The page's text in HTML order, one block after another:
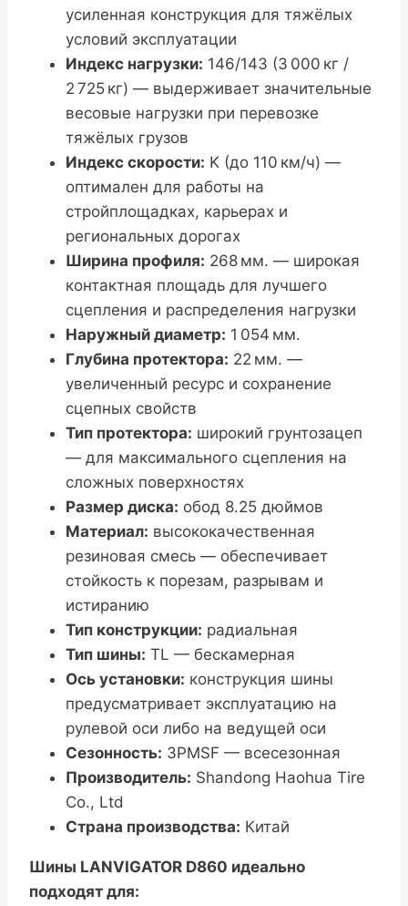
усиленная конструкция для тяжёлых
условий эксплуатации
Индекс нагрузки: 146/143 (3 000 кг /
2 725 кг) — выдерживает значительные
весовые нагрузки при перевозке
тяжёлых грузов
Индекс скорости: K (до 110 км/ч) —
оптимален для работы на
стройплощадках, карьерах и
региональных дорогах
Ширина профиля: 268 мм. — широкая
контактная площадь для лучшего
сцепления и распределения нагрузки
Наружный диаметр: 1 054 мм.
Глубина протектора: 22 мм. —
увеличенный ресурс и сохранение
сцепных свойств
Тип протектора: широкий грунтозацеп
— для максимального сцепления на
сложных поверхностях
Размер диска: обод 8.25 дюймов
Материал: высококачественная
резиновая смесь — обеспечивает
стойкость к порезам, разрывам и
истиранию
Тип конструкции: радиальная
Тип шины: TL — бескамерная
Ось установки: конструкция шины
предусматривает эксплуатацию на
рулевой оси либо на ведущей оси
Сезонность: 3PMSF — всесезонная
Производитель: Shandong Haohua Tire
Co., Ltd
Страна производства: Китай
Шины LANVIGATOR D860 идеально
подходят для: